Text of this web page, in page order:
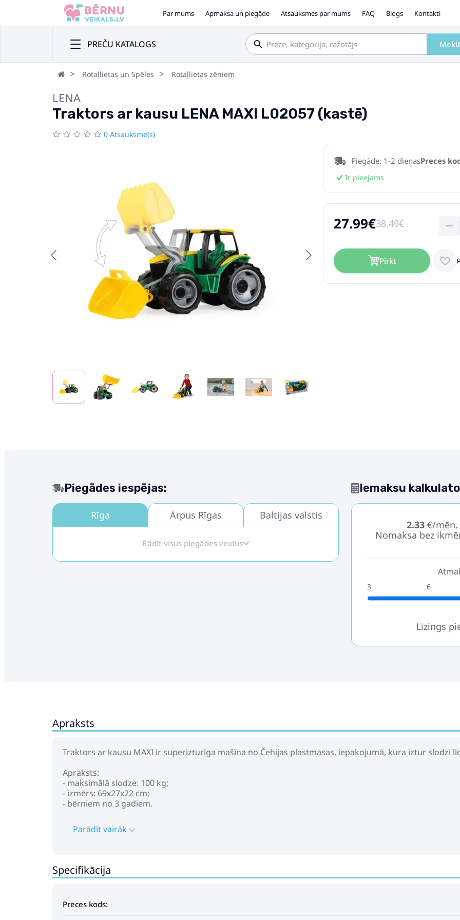
Par mums Apmaksa un piegāde Atsauksmes par mums FAQ Blogs Kontakti
PREČU KATALOGS
Rotaļlietas un Spēles Rotaļlietas zēniem
LENA
Traktors ar kausu LENA MAXI L02057 (kastē)
0 Atsauksme(s)
Piegāde: 1-2 dienasPreces
Ir pieejams
27.99€38.49€
Pirkt
Piegādes iespējas:
Rīga Ārpus Rīgas Baltijas valstis
Rādīt visus piegādes veidus
Iemaksu
2.33€/mēn.
Nomaksa bez
3 6
Līzings
Apraksts
Traktors ar kausu MAXI ir superizturīga mašīna no Čehijas plastmasas, iepakojumā, kura iztur slodzi
Apraksts:
- maksimālā slodze: 100 kg;
- izmērs: 69x27x22 cm;
- bērniem no 3 gadiem.
Parādīt vairāk
Specifikācija
Preces kods: